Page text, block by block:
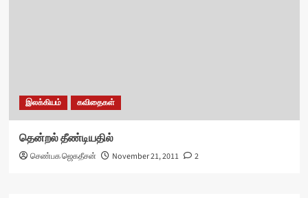
இலக்கியம் கவிதைகள்
தென்றல் தீண்டியதில்
செண்பக ஜெகதீசன் November 21, 2011 2